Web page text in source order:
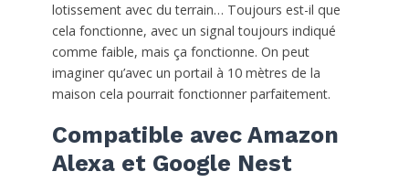
lotissement avec du terrain… Toujours est-il que
cela fonctionne, avec un signal toujours indiqué
comme faible, mais ça fonctionne. On peut
imaginer qu’avec un portail à 10 mètres de la
maison cela pourrait fonctionner parfaitement.
Compatible avec Amazon
Alexa et Google Nest